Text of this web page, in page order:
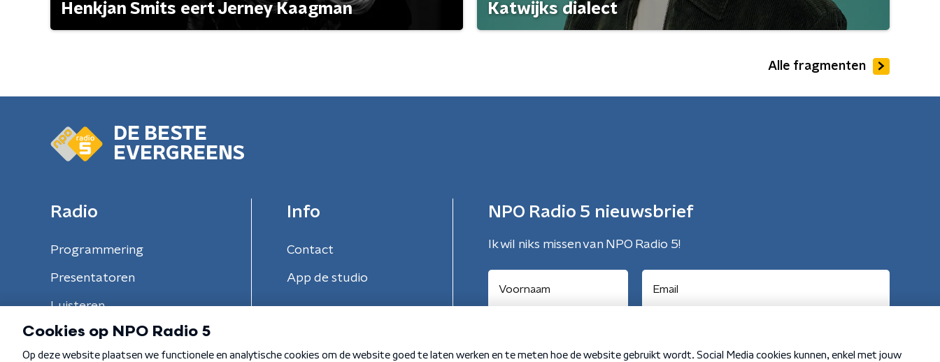
Henkjan Smits eert Jerney Kaagman
Katwijks dialect
Alle fragmenten
DE BESTE
EVERGREENS
Radio
Programmering
Presentatoren
Luisteren
Info
Contact
App de studio
NPO Radio 5 nieuwsbrief
Ik wil niks missen van NPO Radio 5!